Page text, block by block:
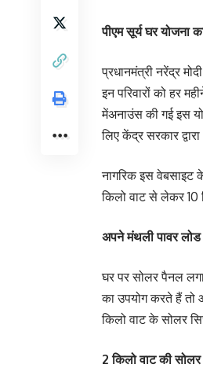
पीएम सूर्य घर योजना
प्रधानमंत्री नरेंद्र
इन परिवारों को हर
मेंअनाउंस की गई इस
लिए केंद्र सरकार
नागरिक इस
किलो वाट से लेकर 10
अपने मंथली पावर लोड
घर पर सोलर पैनल
का उपयोग करते हैं तो
किलो वाट के सोलर
2 किलो वाट की